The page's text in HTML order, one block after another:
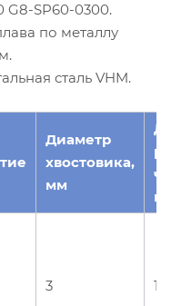
G8-SP60-0300.
по металлу
сталь VHM.
Диаметр
хвостовика,
мм
3 10